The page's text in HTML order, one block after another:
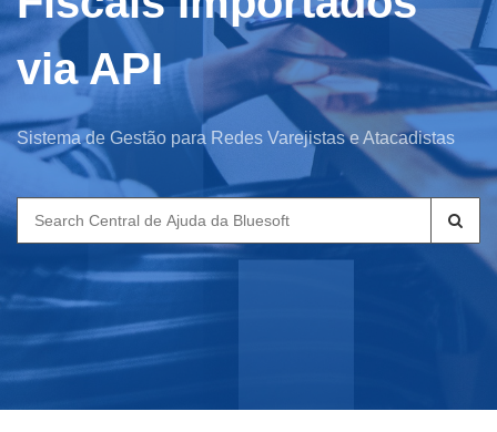
via API
Sistema de Gestão para Redes Varejistas e Atacadistas
Search
for: